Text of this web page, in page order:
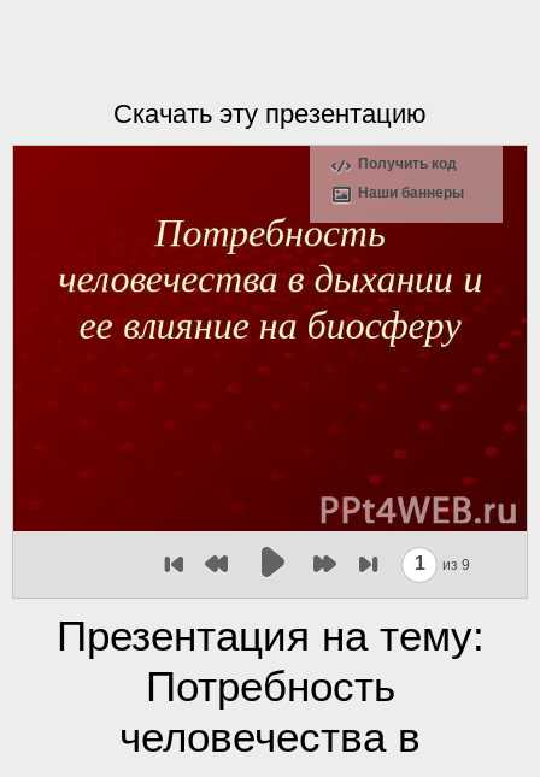
Скачать эту презентацию
Получить код
Наши баннеры
1 из 9
Презентация на тему:
Потребность
человечества в